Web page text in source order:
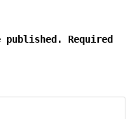
published.
Required